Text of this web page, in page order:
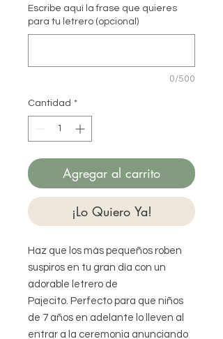
Escribe aquí la frase que quieres
para tu letrero (opcional)
0/500
Cantidad *
Agregar al carrito
¡Lo Quiero Ya!
Haz que los más pequeños roben
suspiros en tu gran día con un
adorable letrero de
Pajecito. Perfecto para que niños
de 7 años en adelante lo lleven al
entrar a la ceremonia anunciando